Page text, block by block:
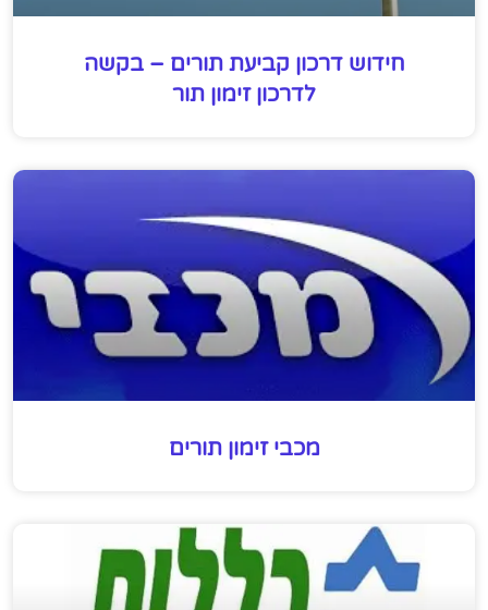
חידוש דרכון קביעת תורים – בקשה
לדרכון זימון תור
מכבי זימון תורים